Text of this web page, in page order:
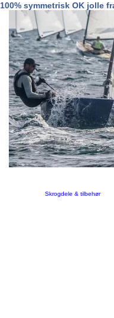
100% symmetrisk OK jolle
Skrogdele & tilbehør